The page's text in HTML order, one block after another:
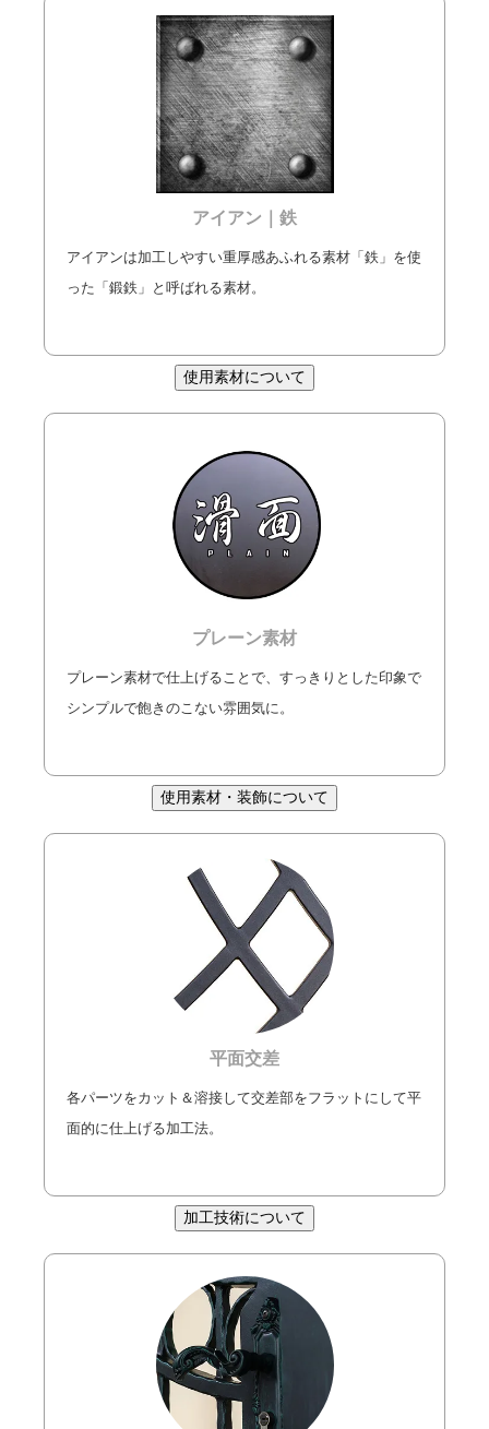
アイアン｜鉄
アイアンは加工しやすい重厚感あふれる素材「鉄」を使
った「鍛鉄」と呼ばれる素材。
使用素材について
プレーン素材
プレーン素材で仕上げることで、すっきりとした印象で
シンプルで飽きのこない雰囲気に。
使用素材・装飾について
平面交差
各パーツをカット＆溶接して交差部をフラットにして平
面的に仕上げる加工法。
加工技術について